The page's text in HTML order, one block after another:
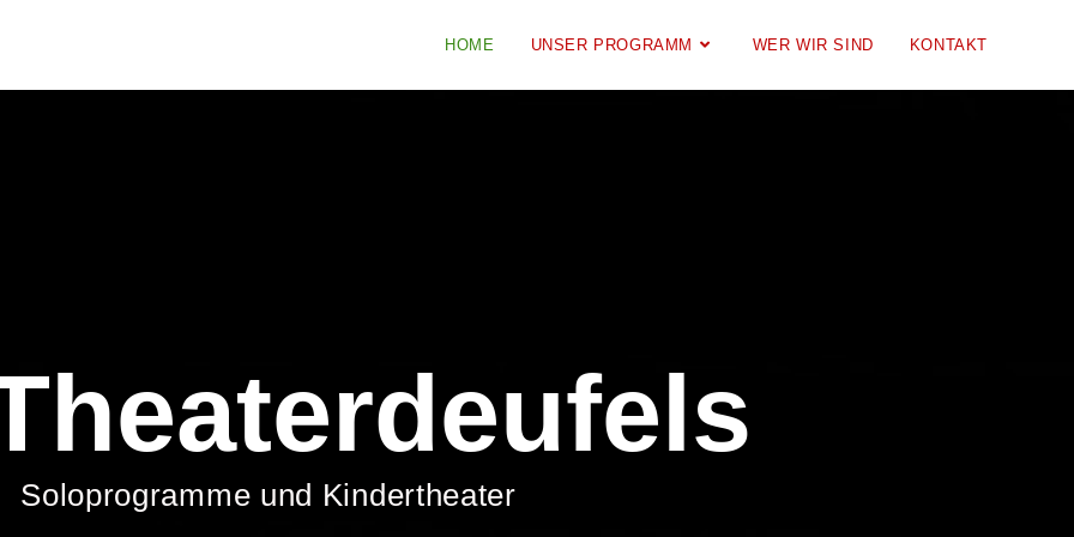
HOME UNSER PROGRAMM WER WIR SIND KONTAKT
Soloprogramme und Kindertheater